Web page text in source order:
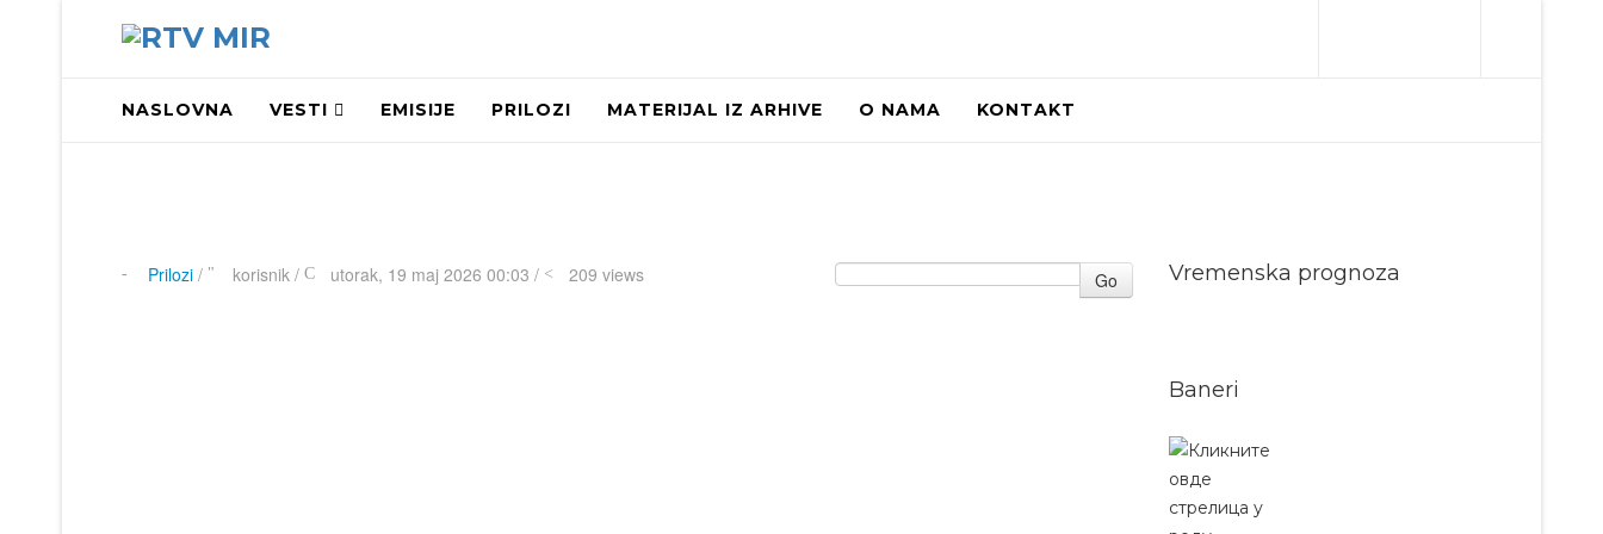
NASLOVNA VESTI EMISIJE PRILOZI MATERIJAL IZ ARHIVE O NAMA KONTAKT
Prilozi/ korisnik / utorak, 19 maj 2026 00:03 / 209 views Go Vremenska prognoza
Baneri